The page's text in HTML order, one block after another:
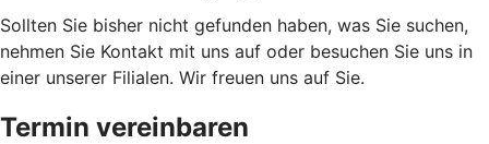
Sollten Sie bisher nicht gefunden haben, was Sie suchen,
nehmen Sie Kontakt mit uns auf oder besuchen Sie uns in
einer unserer Filialen. Wir freuen uns auf Sie.
Termin vereinbaren